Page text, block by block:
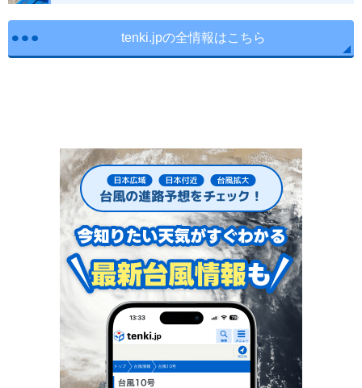
tenki.jpの全情報はこちら